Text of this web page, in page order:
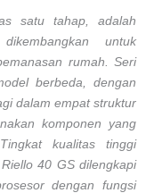
satu tahap, adalah
untuk
rumah. Seri
berbeda, dengan
dalam empat struktur
komponen yang
kualitas tinggi
40 GS dilengkapi
dengan fungsi